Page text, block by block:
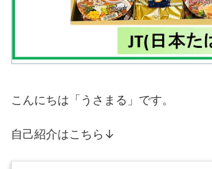
こんにちは「うさまる」です。
自己紹介はこちら↓